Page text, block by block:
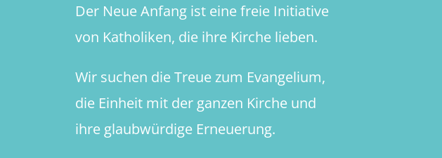
Der Neue Anfang ist eine freie Initiative
von Katholiken, die ihre Kirche lieben.
Wir suchen die Treue zum Evangelium,
die Einheit mit der ganzen Kirche und
ihre glaubwürdige Erneuerung.